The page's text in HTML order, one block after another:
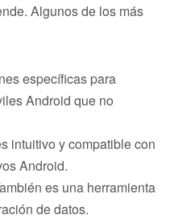
Algunos de los más
específicas para
Android que no
intuitivo y compatible con
Android.
es una herramienta
de datos.